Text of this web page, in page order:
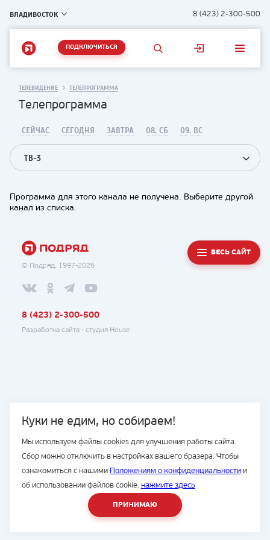
ВЛАДИВОСТОК 8 (423) 2-300-500
ПОДКЛЮЧИТЬСЯ
Куки не едим, но собираем!
Мы используем файлы cookies для улучшения работы сайта.
Сбор можно отключить в настройках вашего бразера. Чтобы
ознакомиться с нашими Положениям о конфиденциальностии
об использовании файлов cookie. нажмите здесь
ПРИНИМАЮ
ТЕЛЕВИДЕНИЕ ТЕЛЕПРОГРАММА
Телепрограмма
СЕЙЧАС СЕГОДНЯ ЗАВТРА 08, СБ 09, ВС
ТВ-3
Программа для этого канала не получена. Выберите другой
канал из списка.
© Подряд, 1997-2026
ВЕСЬ САЙТ
8 (423) 2-300-500
Разработка сайта - студия House